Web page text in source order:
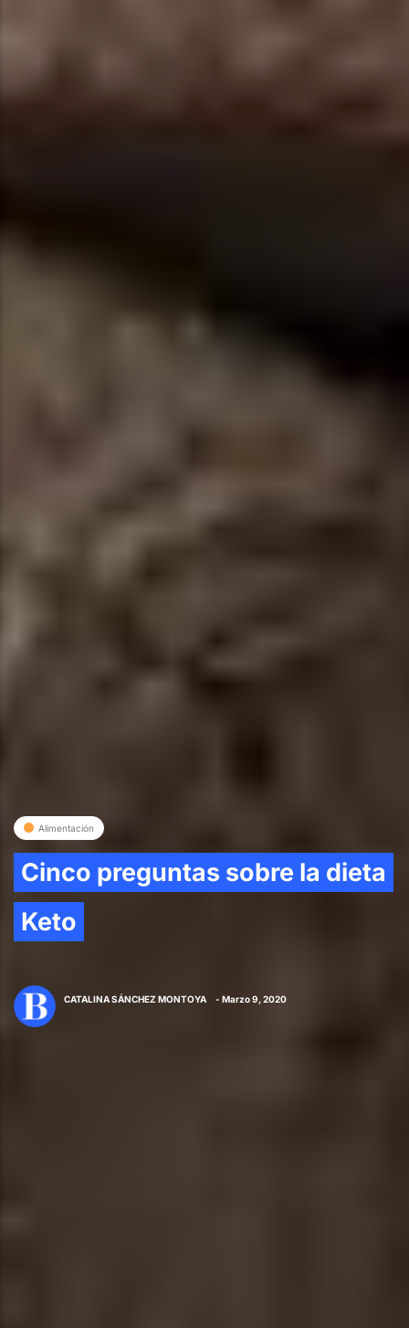
Alimentación
Cinco preguntas sobre la dieta
Keto
CATALINA SÁNCHEZ MONTOYA - Marzo 9, 2020